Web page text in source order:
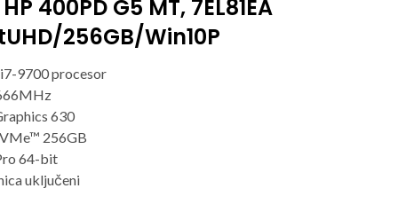
400PD G5 MT, 7EL81EA
256GB/Win10P
9700 procesor
630
256GB
64-bit
uključeni